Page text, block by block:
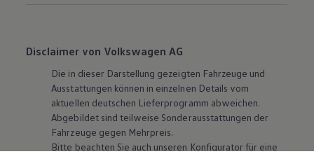
Disclaimer von Volkswagen AG
Die in dieser Darstellung gezeigten Fahrzeuge und
Ausstattungen können in einzelnen Details vom
aktuellen deutschen Lieferprogramm abweichen.
Abgebildet sind teilweise Sonderausstattungen der
Fahrzeuge gegen Mehrpreis.
Bitte beachten Sie auch unseren Konfigurator für eine